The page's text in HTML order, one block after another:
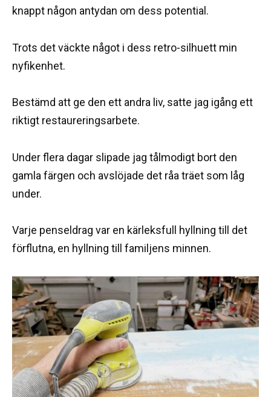
knappt någon antydan om dess potential.
Trots det väckte något i dess retro-silhuett min
nyfikenhet.
Bestämd att ge den ett andra liv, satte jag igång ett
riktigt restaureringsarbete.
Under flera dagar slipade jag tålmodigt bort den
gamla färgen och avslöjade det råa träet som låg
under.
Varje penseldrag var en kärleksfull hyllning till det
förflutna, en hyllning till familjens minnen.